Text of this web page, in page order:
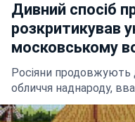
Дивний спосіб
розкритикував
московському
Росіяни продовжують
обличчя наднароду,